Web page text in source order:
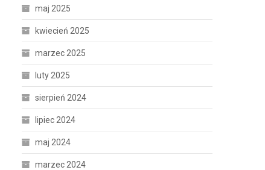
maj 2025
kwiecień 2025
marzec 2025
luty 2025
sierpień 2024
lipiec 2024
maj 2024
marzec 2024